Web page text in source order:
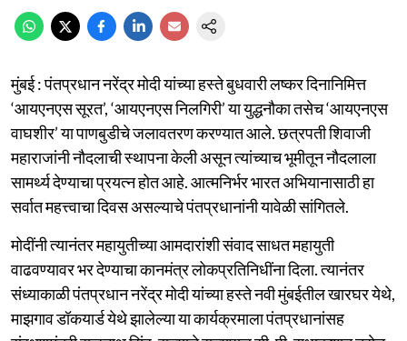
मुंबई : पंतप्रधान नरेंद्र मोदी यांच्या हस्ते बुधवारी लष्कर दिनानिमित्त
‘आयएनएस सूरत’, ‘आयएनएस निलगिरी’ या युद्धनौका तसेच ‘आयएनएस
वाघशीर’ या पाणबुडीचे जलावतरण करण्यात आले. छत्रपती शिवाजी
महाराजांनी नौदलाची स्थापना केली असून त्यांच्याच भूमीतून नौदलाला
सामर्थ्य देण्याचा प्रयत्न होत आहे. आत्मनिर्भर भारत अभियानासाठी हा
सर्वात महत्त्वाचा दिवस असल्याचे पंतप्रधानांनी यावेळी सांगितले.
मोदींनी त्यानंतर महायुतीच्या आमदारांशी संवाद साधत महायुती
वाढवण्यावर भर देण्याचा कानमंत्र लोकप्रतिनिधींना दिला. त्यानंतर
संध्याकाळी पंतप्रधान नरेंद्र मोदी यांच्या हस्ते नवी मुंबईतील खारघर येथे,
माझगाव डॉकयार्ड येथे झालेल्या या कार्यक्रमाला पंतप्रधानांसह